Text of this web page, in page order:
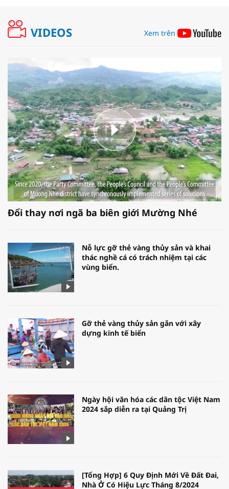
VIDEOS Xem trên
Đổi thay nơi ngã ba biên giới Mường Nhé
Nỗ lực gỡ thẻ vàng thủy sản và khai
thác nghề cá có trách nhiệm tại các
vùng biển.
Gỡ thẻ vàng thủy sản gắn với xây
dựng kinh tế biển
Ngày hội văn hóa các dân tộc Việt Nam
2024 sắp diễn ra tại Quảng Trị
[Tổng Hợp] 6 Quy Định Mới Về Đất Đai,
Nhà Ở Có Hiệu Lực Tháng 8/2024